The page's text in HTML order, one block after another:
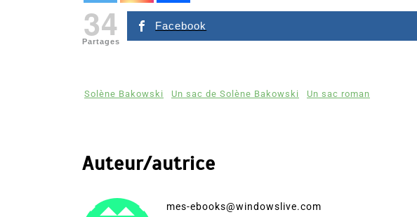
34
Partages
Facebook
Solène Bakowski Un sac de Solène Bakowski Un sac roman
Auteur/autrice
mes-ebooks@windowslive.com